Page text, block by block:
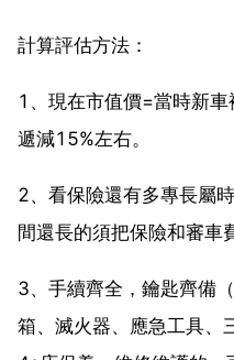
計算評估方法：
1、現在市值價=當時新
遞減15%左右。
2、看保險還有多專長屬
間還長的須把保險和審車
3、手續齊全，鑰匙齊備
箱、滅火器、應急工具、